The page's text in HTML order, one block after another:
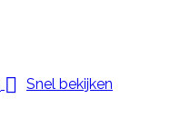
 Snel bekijken